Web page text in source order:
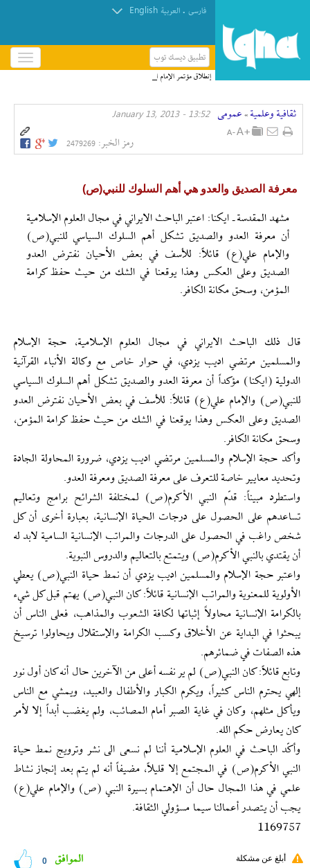
فارسی . العربیة English
تطبيق ديسك توب
باز
و
کردن
إنطلاق مؤتمر الإمام الحسين(ع) الدولي الخامس في
ثقافیة وعلمیة » عمومی 13:52 - January 13, 2013
رمز الخبر: 2479269
معرفة الصديق والعدو هي أهم السلوك للنبي(ص)
مشهد المقدسة ـ ايكنا: اعتبر الباحث الايراني في مجال العلوم الإسلامية
أن معرفة العدو والصديق تشكل أهم السلوك السياسي للنبي(ص)
والإمام علي(ع) قائلاً: للأسف في بعض الأحيان نفترض العدو
الصديق وعلى العكس وهذا يوقعنا في الشك من حيث حفظ كرامة
المؤمن، وسحق مكانة الكافر.
قال ذلك الباحث الايراني في مجال العلوم الإسلامية، حجة الإسلام
والمسلمين مرتضي اديب يزدي، في حوار خاص مع وكالة الأنباء القرآنية
الدولية (ايكنا) مؤكداً أن معرفة العدو والصديق تشكل أهم السلوك السياسي
للنبي(ص) والإمام علي(ع) قائلاً: للأسف في بعض الأحيان نفترض العدو
الصديق وعلى العكس وهذا يوقعنا في الشك من حيث حفظ كرامة المؤمن،
وسحق مكانة الكافر.
وأكد حجة الإسلام والمسلمين مرتضي اديب يزدي، ضرورة المحاولة الجادة
وتحديد معايير خاصة للتعرف على معرفة الصديق ومعرفة العدو.
واستطرد مبيناً: قدّم النبي الأكرم(ص) لمختلفة الشرائح برامج وتعاليم
تساعدهم على الحصول على درجات الحياة الإنسانية، بعبارة أخرى أن كل
شخص راغب في الحصول على الدرجات والمراتب الإنسانية السامية لابد له
أن يقتدي بالنبي الأكرم(ص) ويتمتع بالتعاليم والدروس النبوية.
واعتبر حجة الإسلام والمسلمين اديب يزدي أن نمط حياة النبي(ص) يعطي
الأولوية للمعنوية والمراتب الإنسانية قائلاً: كان النبي(ص) يهتم قبل كل شيء
بالكرامة الإنسانية محاولاً إثباتها لكافة الشعوب والمذاهب، فعلى الناس أن
يبحثوا في البداية عن الأخلاق وكسب الكرامة والإستقلال ويحاولوا ترسيخ
هذه الصفات في ضمائرهم.
وتابع قائلاً: كان النبي(ص) لم ير نفسه أعلى من الآخرين حال أنه كان أول نور
إلهي يحترم الناس كثيراً، ويكرم الكبار والأطفال والعبيد، ويمشي مع الناس
ويأكل مثلهم، وكان في غاية الصبر أمام المصائب، ولم يغضب أبداً إلا لأمر
كان يعارض حكم الله.
وأكّد الباحث في العلوم الإسلامية أننا لم نسعى الى نشر وترويج نمط حياة
النبي الأكرم(ص) في المجتمع إلا قليلاً، مضيفاً أنه لم يتم بعد إنجاز نشاط
علمي في هذا المجال حال أن الإهتمام بسيرة النبي (ص) والإمام علي(ع)
يجب أن يتصدر أعمالنا سيما مسؤولي الثقافة.
1169757
أبلغ عن مشكلة 0 الموافق